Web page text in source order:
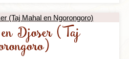
en Djoser (Taj